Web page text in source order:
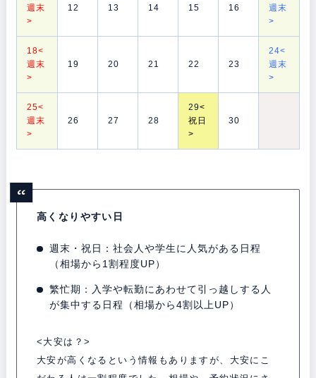
週末
>
12 13 14 15 16
週末
>
18<
週末
>
19 20 21 22 23
24<
週末
>
25<
週末
>
26 27 28
29<
祝日
>
30
高くなりやすい日
週末・祝日：社会人や学生に人気がある日程
（相場から1割程度UP）
繁忙期：入学や転勤にあわせて引っ越しする人
が集中する日程（相場から4割以上UP）
<大安は？>
大安が高くなるという情報もありますが、大安にこ